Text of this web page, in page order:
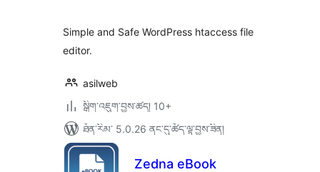
Simple and Safe WordPress htaccess file
editor.
asilweb
སྒྲིག་འཇུག་བྱས་ཚད། 10+
ཐོན་རིམ་ 5.0.26 ནང་དུ་ཚོད་ལྟ་བྱས་ཟིན།
Zedna eBook